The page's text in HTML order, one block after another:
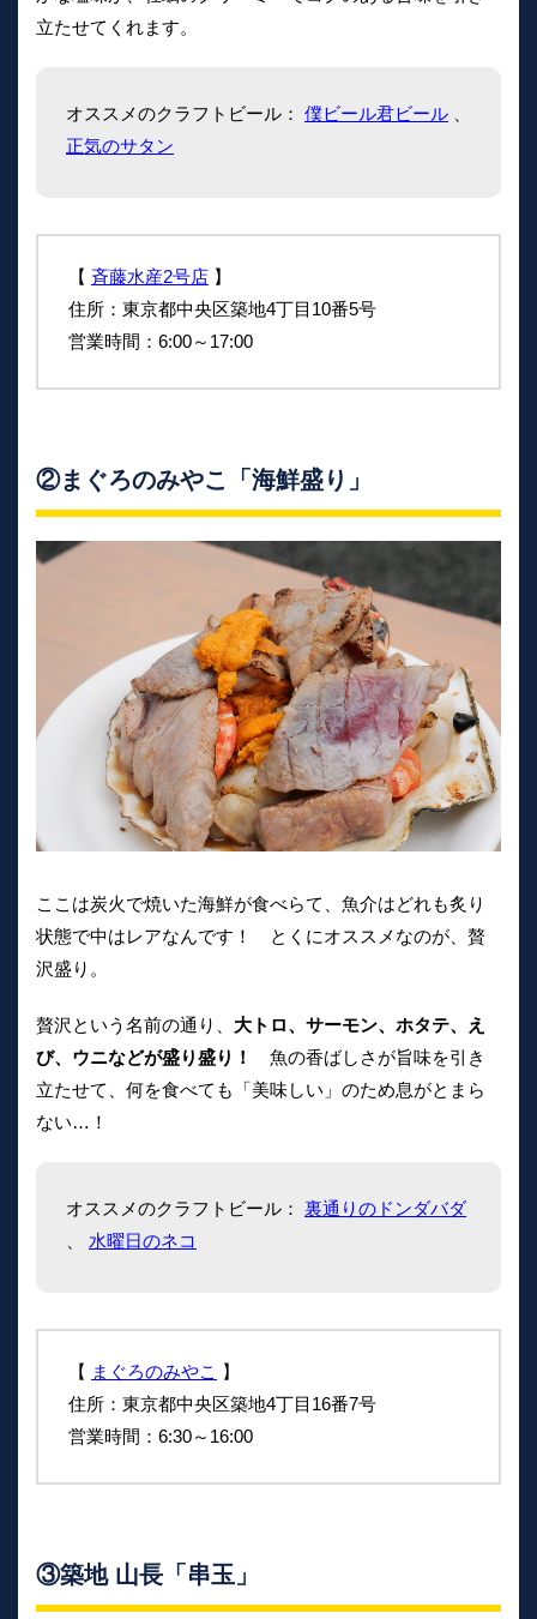
立たせてくれます。
オススメのクラフトビール： 僕ビール君ビール
正気のサタン
【 斉藤水産2号店 】
住所：東京都中央区築地4丁目10番5号
営業時間：6:00～17:00
②まぐろのみやこ「海鮮盛り」
ここは炭火で焼いた海鮮が食べらて、魚介はどれも炙り
状態で中はレアなんです！ とくにオススメなのが、贅
沢盛り。
贅沢という名前の通り、 大トロ、サーモン、ホタテ、え
び、ウニなどが盛り盛り！ 魚の香ばしさが旨味を引き
立たせて、何を食べても「美味しい」のため息がとまら
ない…！
オススメのクラフトビール： 裏通りのドンダバダ
水曜日のネコ
【 まぐろのみやこ 】
住所：東京都中央区築地4丁目16番7号
営業時間：6:30～16:00
③築地 山長「串玉」